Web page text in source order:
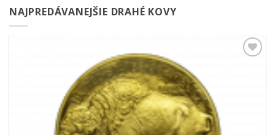
NAJPREDÁVANEJŠIE DRAHÉ KOVY